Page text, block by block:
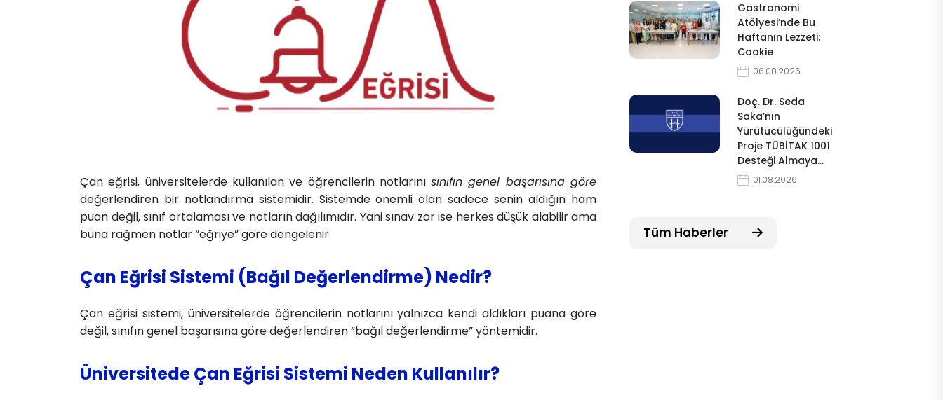
Çan eğrisi, üniversitelerde kullanılan ve öğrencilerin notlarınısınıfın genel başarısına göre
değerlendiren bir notlandırma sistemidir. Sistemde önemli olan sadece senin aldığın ham
puan değil, sınıf ortalaması ve notların dağılımıdır. Yani sınav zor ise herkes düşük alabilir ama
buna rağmen notlar “eğriye” göre dengelenir.
Çan Eğrisi Sistemi (Bağıl Değerlendirme) Nedir?
Çan eğrisi sistemi, üniversitelerde öğrencilerin notlarını yalnızca kendi aldıkları puana göre
değil, sınıfın genel başarısına göre değerlendiren “bağıl değerlendirme” yöntemidir.
Üniversitede Çan Eğrisi Sistemi Neden Kullanılır?
Gastronomi
Atölyesi’nde Bu
Haftanın Lezzeti:
Cookie
06.08.2026
Doç. Dr. Seda
Saka’nın
Yürütücülüğündeki
Proje TÜBİTAK 1001
Desteği Almaya…
01.08.2026
Tüm Haberler